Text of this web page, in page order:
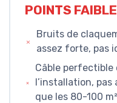
POINTS
Bruits de
assez forte, pas
Câble perfectible
l’installation, pas
que les 80-100